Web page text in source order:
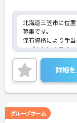
北海道三笠市に位
募集です。
保有資格により手
ップのためのモチ
ご興味のある方に
に詳細をお話いたし
さい。
詳細
グループホーム